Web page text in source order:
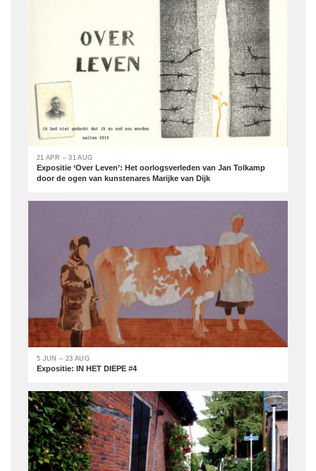
21 APR – 31 AUG
Expositie ‘Over Leven’: Het oorlogsverleden van Jan Tolkamp
door de ogen van kunstenares Marijke van Dijk
5 JUN – 23 AUG
Expositie: IN HET DIEPE #4